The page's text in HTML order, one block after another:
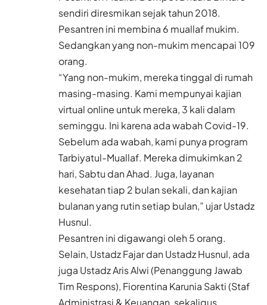
sendiri diresmikan sejak tahun 2018.
Pesantren ini membina 6 muallaf mukim.
Sedangkan yang non-mukim mencapai 109
orang.
“Yang non-mukim, mereka tinggal di rumah
masing-masing. Kami mempunyai kajian
virtual online untuk mereka, 3 kali dalam
seminggu. Ini karena ada wabah Covid-19.
Sebelum ada wabah, kami punya program
Tarbiyatul-Muallaf. Mereka dimukimkan 2
hari, Sabtu dan Ahad. Juga, layanan
kesehatan tiap 2 bulan sekali, dan kajian
bulanan yang rutin setiap bulan,” ujar Ustadz
Husnul.
Pesantren ini digawangi oleh 5 orang.
Selain, Ustadz Fajar dan Ustadz Husnul, ada
juga Ustadz Aris Alwi (Penanggung Jawab
Tim Respons), Fiorentina Karunia Sakti (Staf
Administrasi & Keuangan, sekaligus